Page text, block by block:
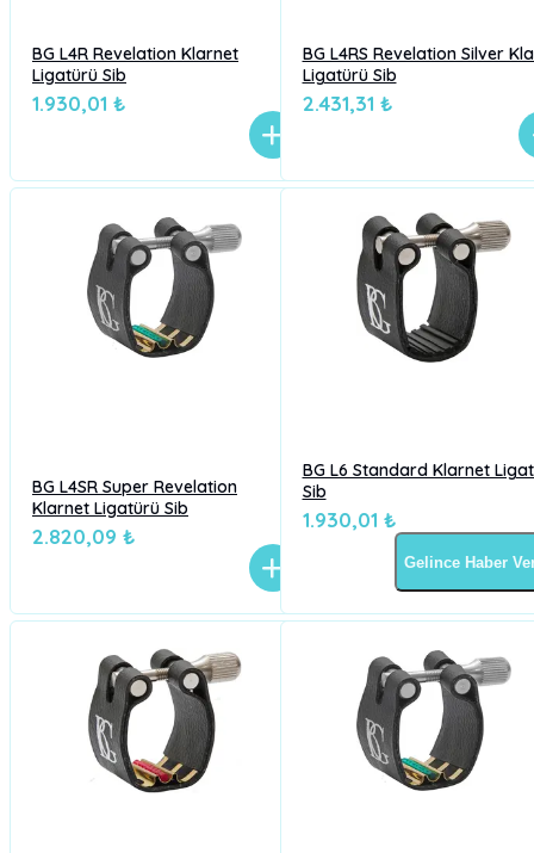
BG L4R Revelation Klarnet
Ligatürü Sib
1.930,01 ₺
BG L4RS Revelation Silver
Ligatürü Sib
2.431,31 ₺
BG L4SR Super Revelation
Klarnet Ligatürü Sib
2.820,09 ₺
BG L6 Standard Klarnet
Sib
1.930,01 ₺
Gelince Haber